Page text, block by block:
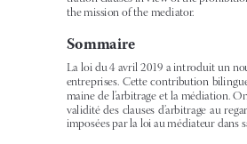


Sommaire
entreprises. Cette contribution
validité  des  clauses  d’arbitrage  au
imposées par la loi au médiateur
Samenvatting
De  wet  van  4  april  2019  heeft
business-to-business-relaties. In